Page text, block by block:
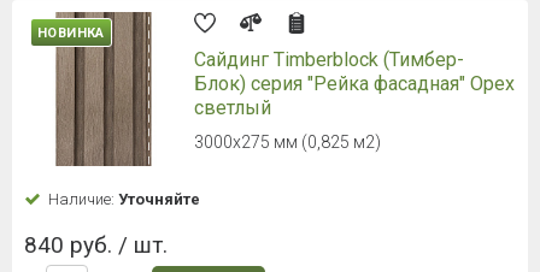
НОВИНКА
Сайдинг Timberblock (Тимбер-
Блок) серия "Рейка фасадная" Орех
светлый
3000х275 мм (0,825 м2)
Наличие: Уточняйте
840 руб. / шт.